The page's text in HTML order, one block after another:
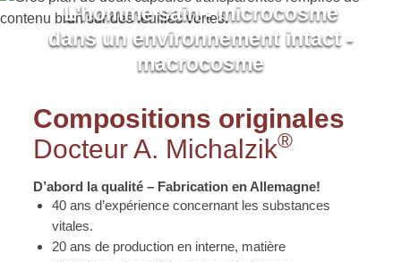
L'homme sain - microcosme
dans un environnement intact -
macrocosme
Compositions originales
Docteur A. Michalzik®
D’abord la qualité – Fabrication en Allemagne!
40 ans d’expérience concernant les substances
vitales.
20 ans de production en interne, matière